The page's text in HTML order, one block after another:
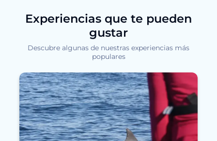
Experiencias que te pueden
gustar
Descubre algunas de nuestras experiencias más
populares